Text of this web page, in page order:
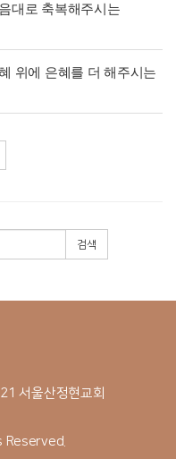
대로 축복해주시는
위에 은혜를 더 해주시는
검색
서울산정현교회
Reserved.